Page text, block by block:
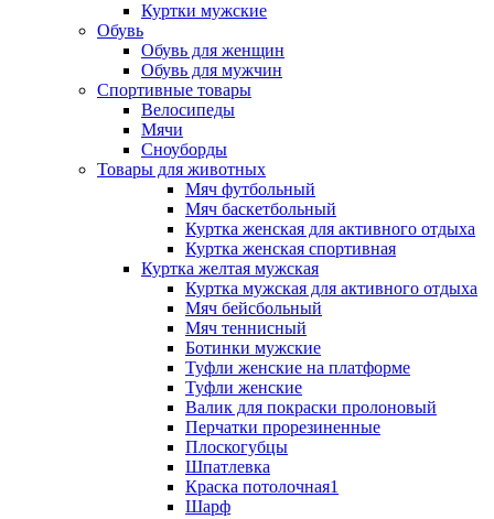
Куртки мужские
Обувь
Обувь для женщин
Обувь для мужчин
Спортивные товары
Велосипеды
Мячи
Сноуборды
Товары для животных
Мяч футбольный
Мяч баскетбольный
Куртка женская для активного отдыха
Куртка женская спортивная
Куртка желтая мужская
Куртка мужская для активного отдыха
Мяч бейсбольный
Мяч теннисный
Ботинки мужские
Туфли женские на платформе
Туфли женские
Валик для покраски пролоновый
Перчатки прорезиненные
Плоскогубцы
Шпатлевка
Краска потолочная1
Шарф